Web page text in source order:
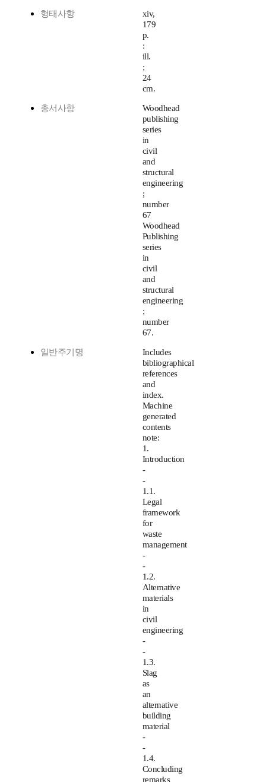
형태사항
xiv,
179
p.
:
ill.
;
24
cm.
총서사항
Woodhead
publishing
series
in
civil
and
structural
engineering
;
number
67
Woodhead
Publishing
series
in
civil
and
structural
engineering
;
number
67.
일반주기명
Includes
bibliographical
references
and
index.
Machine
generated
contents
note:
1.
Introduction
-
-
1.1.
Legal
framework
for
waste
management
-
-
1.2.
Alternative
materials
in
civil
engineering
-
-
1.3.
Slag
as
an
alternative
building
material
-
-
1.4.
Concluding
remarks